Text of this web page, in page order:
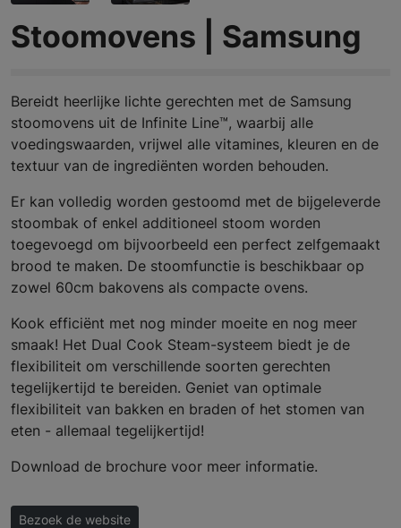
Stoomovens | Samsung
Bereidt heerlijke lichte gerechten met de Samsung
stoomovens uit de Infinite Line™, waarbij alle
voedingswaarden, vrijwel alle vitamines, kleuren en de
textuur van de ingrediënten worden behouden.
Er kan volledig worden gestoomd met de bijgeleverde
stoombak of enkel additioneel stoom worden
toegevoegd om bijvoorbeeld een perfect zelfgemaakt
brood te maken. De stoomfunctie is beschikbaar op
zowel 60cm bakovens als compacte ovens.
Kook efficiënt met nog minder moeite en nog meer
smaak! Het Dual Cook Steam-systeem biedt je de
flexibiliteit om verschillende soorten gerechten
tegelijkertijd te bereiden. Geniet van optimale
flexibiliteit van bakken en braden of het stomen van
eten - allemaal tegelijkertijd!
Download de brochure voor meer informatie.
Bezoek de website